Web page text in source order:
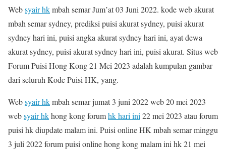
Websyair hkmbah semar Jum’at 03 Juni 2022. kode web akurat
mbah semar sydney, prediksi puisi akurat sydney, puisi akurat
sydney hari ini, puisi angka akurat sydney hari ini, ayat dewa
akurat sydney, puisi akurat sydney hari ini, puisi akurat. Situs web
Forum Puisi Hong Kong 21 Mei 2023 adalah kumpulan gambar
dari seluruh Kode Puisi HK, yang.
Websyair hkmbah semar jumat 3 juni 2022 web 20 mei 2023
websyair hkhong kong forumhk hari ini22 mei 2023 atau forum
puisi hk diupdate malam ini. Puisi online HK mbah semar minggu
3 juli 2022 forum puisi online hong kong malam ini hk 21 mei